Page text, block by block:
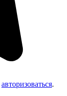
авторизоваться.